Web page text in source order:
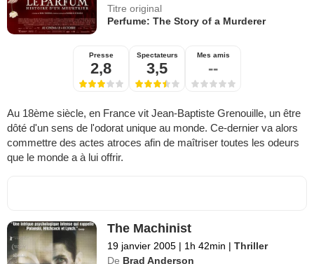
Titre original
Perfume: The Story of a Murderer
Presse
2,8
Spectateurs
3,5
Mes amis
--
Au 18ème siècle, en France vit Jean-Baptiste Grenouille, un être
dôté d'un sens de l'odorat unique au monde. Ce-dernier va alors
commettre des actes atroces afin de maîtriser toutes les odeurs
que le monde a à lui offrir.
The Machinist
19 janvier 2005 | 1h 42min | Thriller
De Brad Anderson